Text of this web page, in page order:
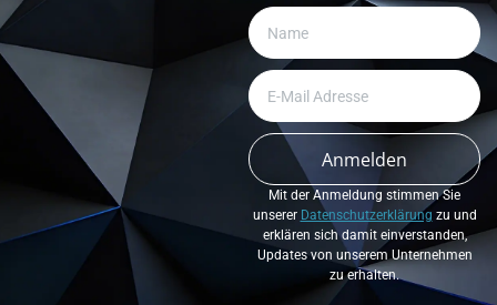
Anmelden
Mit der Anmeldung stimmen Sie
unserer Datenschutzerklärung zu und
erklären sich damit einverstanden,
Updates von unserem Unternehmen
zu erhalten.